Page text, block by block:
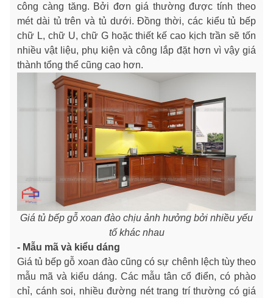
công càng tăng. Bởi đơn giá thường được tính theo
mét dài tủ trên và tủ dưới. Đồng thời, các kiểu tủ bếp
chữ L, chữ U, chữ G hoặc thiết kế cao kịch trần sẽ tốn
nhiều vật liệu, phụ kiện và công lắp đặt hơn vì vậy giá
thành tổng thể cũng cao hơn.
Giá tủ bếp gỗ xoan đào chịu ảnh hưởng bởi nhiều yếu
tố khác nhau
- Mẫu mã và kiểu dáng
Giá tủ bếp gỗ xoan đào cũng có sự chênh lệch tùy theo
mẫu mã và kiểu dáng. Các mẫu tân cổ điển, có phào
chỉ, cánh soi, nhiều đường nét trang trí thường có giá